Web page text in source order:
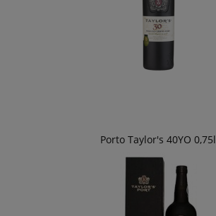
Porto Taylor's 40YO 0,75l